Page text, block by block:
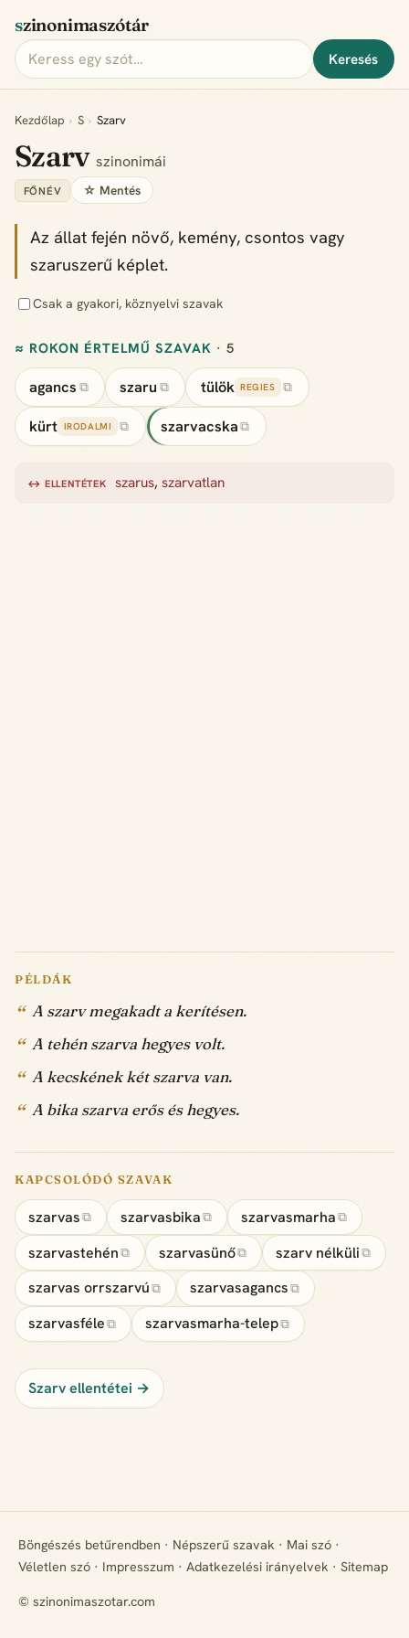
szinonimaszótár
Keresés
Kezdőlap › S › Szarv
Szarvszinonimái
FŐNÉV ☆ Mentés
Az állat fején növő, kemény, csontos vagy
szaruszerű képlet.
Csak a gyakori, köznyelvi szavak
≈ ROKON ÉRTELMŰ SZAVAK · 5
agancs ⧉ szaru ⧉ tülök REGIES ⧉
kürt IRODALMI ⧉ szarvacska ⧉
↔ ELLENTÉTEK szarus,szarvatlan
PÉLDÁK
A szarv megakadt a kerítésen.
A tehén szarva hegyes volt.
A kecskének két szarva van.
A bika szarva erős és hegyes.
KAPCSOLÓDÓ SZAVAK
szarvas ⧉ szarvasbika ⧉ szarvasmarha ⧉
szarvastehén ⧉ szarvasünő⧉ szarv nélküli ⧉
szarvas orrszarvú ⧉ szarvasagancs ⧉
szarvasféle ⧉ szarvasmarha-telep⧉
Szarv ellentétei →
Böngészés betűrendben · Népszerű szavak · Mai szó ·
Véletlen szó · Impresszum · Adatkezelési irányelvek · Sitemap
© szinonimaszotar.com